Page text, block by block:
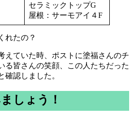
セラミックトップG
屋根：サーモアイ４F
れたの？
えていた時、ポストに塗福さんのチ
る皆さんの笑顔、この人たちだった
確認しました。
しょう！